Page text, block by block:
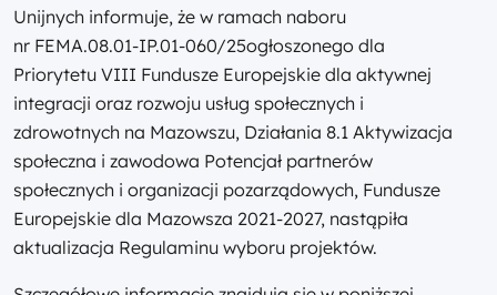
Unijnych informuje, że w ramach naboru
nr FEMA.08.01-IP.01-060/25ogłoszonego dla
Priorytetu VIII Fundusze Europejskie dla aktywnej
integracji oraz rozwoju usług społecznych i
zdrowotnych na Mazowszu, Działania 8.1 Aktywizacja
społeczna i zawodowa Potencjał partnerów
społecznych i organizacji pozarządowych, Fundusze
Europejskie dla Mazowsza 2021-2027, nastąpiła
aktualizacja Regulaminu wyboru projektów.